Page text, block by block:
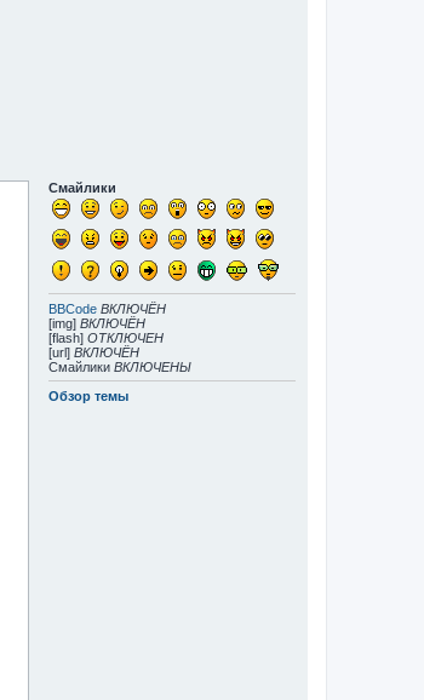
Смайлики
BBCode ВКЛЮЧЁН
[img]ВКЛЮЧЁН
[flash]ОТКЛЮЧЕН
[url]ВКЛЮЧЁН
СмайликиВКЛЮЧЕНЫ
Обзор темы